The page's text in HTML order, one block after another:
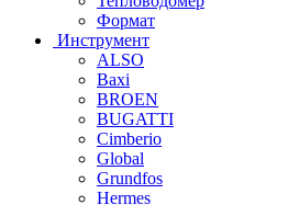
Формат
Инструмент
ALSO
Baxi
BROEN
BUGATTI
Cimberio
Global
Grundfos
Hermes